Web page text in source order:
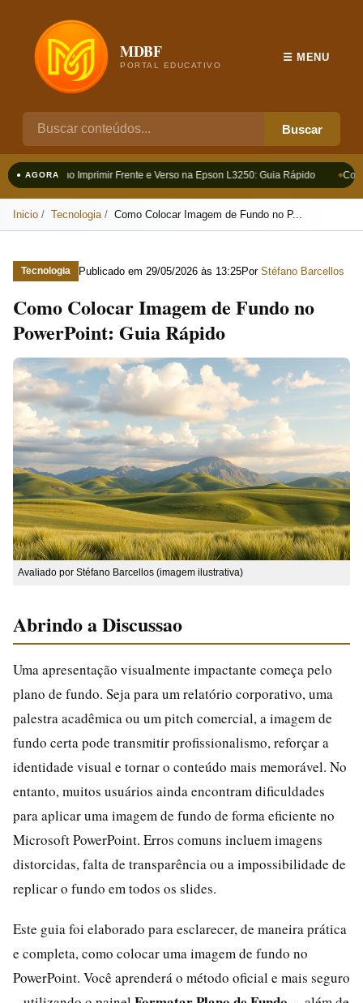
MDBF
PORTAL EDUCATIVO
Buscar
☰ MENU
● AGORAComo Imprimir Frente e Verso na Epson L3250: Guia Rápido
Inicio Tecnologia Como Colocar Imagem de Fundo no P...
Tecnologia Publicado em 29/05/2026 às 13:25Por Stéfano Barcellos
Como Colocar Imagem de Fundo no
PowerPoint: Guia Rápido
Avaliado por Stéfano Barcellos (imagem ilustrativa)
Abrindo a Discussao
Uma apresentação visualmente impactante começa pelo
plano de fundo. Seja para um relatório corporativo, uma
palestra acadêmica ou um pitch comercial, a imagem de
fundo certa pode transmitir profissionalismo, reforçar a
identidade visual e tornar o conteúdo mais memorável. No
entanto, muitos usuários ainda encontram dificuldades
para aplicar uma imagem de fundo de forma eficiente no
Microsoft PowerPoint. Erros comuns incluem imagens
distorcidas, falta de transparência ou a impossibilidade de
replicar o fundo em todos os slides.
Este guia foi elaborado para esclarecer, de maneira prática
e completa, como colocar uma imagem de fundo no
PowerPoint. Você aprenderá o método oficial e mais seguro